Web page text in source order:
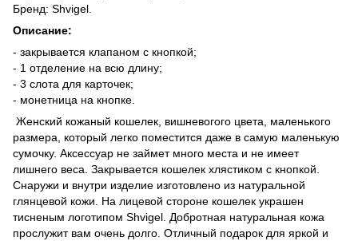
Бренд: Shvigel.
Описание:
- закрывается клапаном с кнопкой;
- 1 отделение на всю длину;
- 3 слота для карточек;
- монетница на кнопке.
Женский кожаный кошелек, вишневогого цвета, маленького
размера, который легко поместится даже в самую маленькую
сумочку. Аксессуар не займет много места и не имеет
лишнего веса. Закрывается кошелек хлястиком с кнопкой.
Снаружи и внутри изделие изготовлено из натуральной
глянцевой кожи. На лицевой стороне кошелек украшен
тисненым логотипом Shvigel. Добротная натуральная кожа
прослужит вам очень долго. Отличный подарок для яркой и